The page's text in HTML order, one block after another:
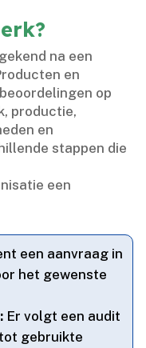
na een
en
op
productie,
en
stappen die
een
een aanvraag in
het gewenste
Er volgt een audit
gebruikte